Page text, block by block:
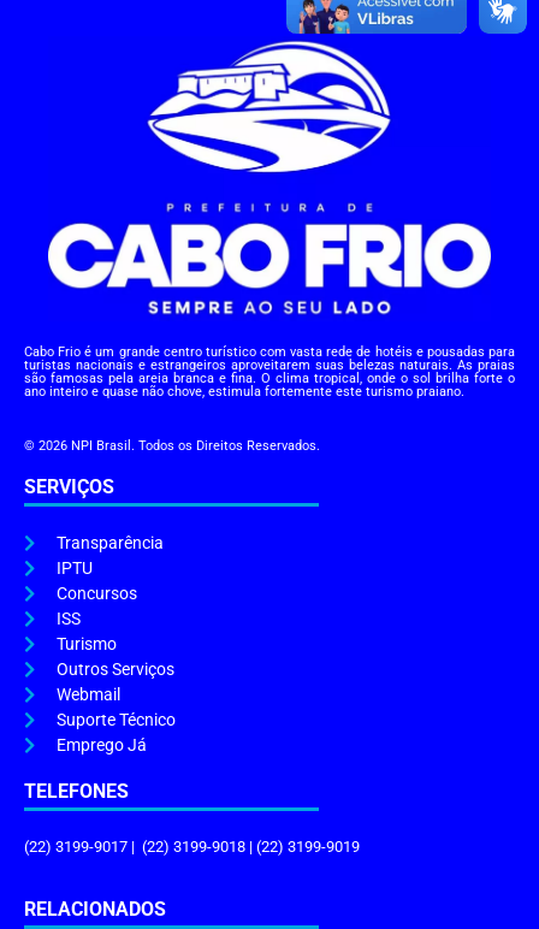
Cabo Frio é um grande centro turístico com vasta rede de hotéis e pousadas para
turistas nacionais e estrangeiros aproveitarem suas belezas naturais. As praias
são famosas pela areia branca e fina. O clima tropical, onde o sol brilha forte o
ano inteiro e quase não chove, estimula fortemente este turismo praiano.
© 2026 NPI Brasil. Todos os Direitos Reservados.
SERVIÇOS
Transparência
IPTU
Concursos
ISS
Turismo
Outros Serviços
Webmail
Suporte Técnico
Emprego Já
TELEFONES
(22) 3199-9017 | (22) 3199-9018 | (22) 3199-9019
RELACIONADOS